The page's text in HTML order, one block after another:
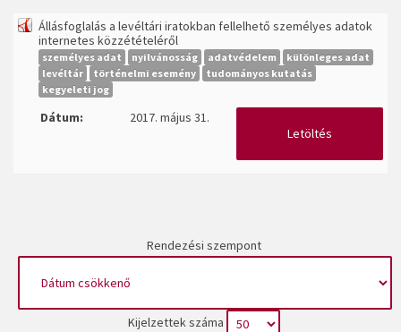
Állásfoglalás a levéltári iratokban fellelhető személyes adatok
internetes közzétételéről
személyes adat nyilvánosság adatvédelem
különleges adat
levéltár
történelmi esemény
tudományos kutatás
kegyeleti jog
Dátum:
2017. május 31.
Letöltés
Rendezési szempont
Kijelzettek száma